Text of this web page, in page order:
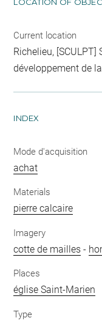
Current location
Richelieu,
développement de
INDEX
Mode d'acquisition
achat
Materials
pierre calcaire
Imagery
cotte de mailles -
Places
église Saint-Marien
Type